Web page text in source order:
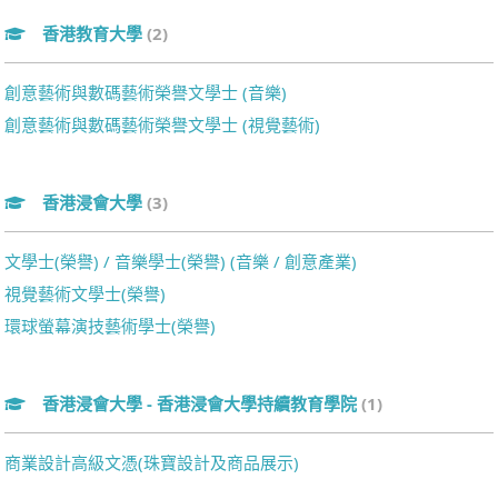
香港教育大學 (2)
創意藝術與數碼藝術榮譽文學士 (音樂)
創意藝術與數碼藝術榮譽文學士 (視覺藝術)
香港浸會大學 (3)
文學士(榮譽) / 音樂學士(榮譽) (音樂 / 創意產業)
視覺藝術文學士(榮譽)
環球螢幕演技藝術學士(榮譽)
香港浸會大學 - 香港浸會大學持續教育學院 (1)
商業設計高級文憑(珠寶設計及商品展示)